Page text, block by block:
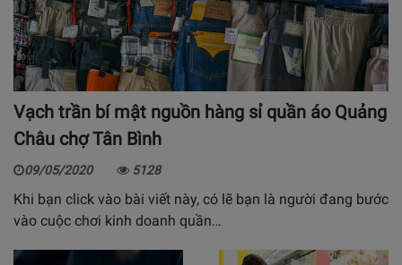
Vạch trần bí mật nguồn hàng sỉ quần áo Quảng
Châu chợ Tân Bình
09/05/2020 5128
Khi bạn click vào bài viết này, có lẽ bạn là người đang bước
vào cuộc chơi kinh doanh quần…